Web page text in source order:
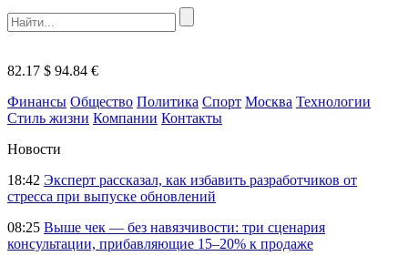
82.17 $ 94.84 €
Финансы Общество Политика Спорт Москва Технологии
Стиль жизни Компании Контакты
Новости
18:42 Эксперт рассказал, как избавить разработчиков от
стресса при выпуске обновлений
08:25 Выше чек — без навязчивости: три сценария
консультации, прибавляющие 15–20% к продаже